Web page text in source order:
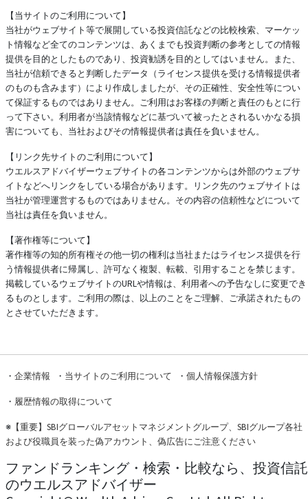
【当サイトのご利用について】
当社がウェブサイト等で展開している投資信託などの比較検索、マーケッ
ト情報など全てのコンテンツは、あくまでも投資判断の参考としての情報
提供を目的としたものであり、投資勧誘を目的としてはいません。また、
当社が信頼できると判断したデータ（ライセンス提供を受ける情報提供者
のものも含みます）により作成しましたが、その正確性、安全性等につい
て保証するものではありません。ご利用はお客様の判断と責任のもとに行
って下さい。利用者が当該情報などに基づいて被ったとされるいかなる損
害についても、当社およびその情報提供者は責任を負いません。
【リンク先サイトのご利用について】
ウエルスアドバイザーウェブサイトの各コンテンツからは外部のウェブサ
イトなどへリンクをしている場合があります。リンク先のウェブサイトは
当社が管理運営するものではありません。その内容の信頼性などについて
当社は責任を負いません。
【著作権等について】
著作権等の知的所有権その他一切の権利は当社またはライセンス提供を行
う情報提供者に帰属し、許可なく複製、転載、引用することを禁じます。
掲載しているウェブサイトのURLや情報は、利用者への予告なしに変更でき
るものとします。ご利用の際は、以上のことをご理解、ご承諾されたもの
とさせていただきます。
・ 企業情報 ・ 当サイトのご利用について ・ 個人情報保護方針
・ 履歴情報の取得について
※ 【重要】SBIグローバルアセットマネジメントグループ、SBIグループ各社
および役職員を装った偽アカウント、偽広告にご注意ください
ファンドランキング・検索・比較なら、投資信託
のウエルスアドバイザー